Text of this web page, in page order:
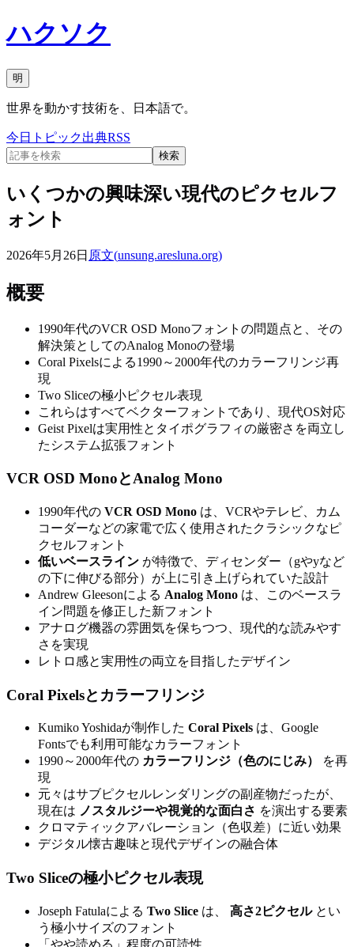
ハクソク
明
世界を動かす技術を、日本語で。
今日 トピック出典RSS
検索
いくつかの興味深い現代のピクセルフ
ォント
2026年5月26日 原文(unsung.aresluna.org)
概要
1990年代のVCR OSD Monoフォントの問題点と、その
解決策としてのAnalog Monoの登場
Coral Pixelsによる1990～2000年代のカラーフリンジ再
現
Two Sliceの極小ピクセル表現
これらはすべてベクターフォントであり、現代OS対応
Geist Pixelは実用性とタイポグラフィの厳密さを両立し
たシステム拡張フォント
VCR OSD MonoとAnalog Mono
1990年代の VCR OSD Mono は、VCRやテレビ、カム
コーダーなどの家電で広く使用されたクラシックなピ
クセルフォント
低いベースライン が特徴で、ディセンダー（gやyなど
の下に伸びる部分）が上に引き上げられていた設計
Andrew Gleesonによる Analog Mono は、このベースラ
イン問題を修正した新フォント
アナログ機器の雰囲気を保ちつつ、現代的な読みやす
さを実現
レトロ感と実用性の両立を目指したデザイン
Coral Pixelsとカラーフリンジ
Kumiko Yoshidaが制作した Coral Pixels は、Google
Fontsでも利用可能なカラーフォント
1990～2000年代の カラーフリンジ（色のにじみ）
を再
現
元々はサブピクセルレンダリングの副産物だったが、
現在は ノスタルジーや視覚的な面白さ を演出する要素
クロマティックアバレーション（色収差）に近い効果
デジタル懐古趣味と現代デザインの融合体
Two Sliceの極小ピクセル表現
Joseph Fatulaによる Two Slice は、 高さ2ピクセルとい
う極小サイズのフォント
「やや読める」程度の可読性